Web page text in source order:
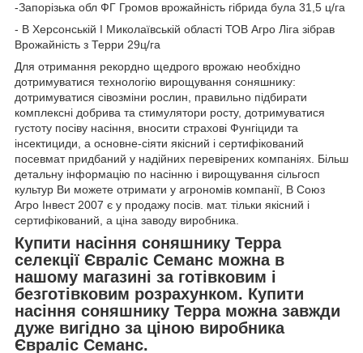
-Запорізька обл ФГ Громов врожайність гібрида була 31,5 ц/га
- В Херсонській І Миколаївській області ТОВ Агро Ліга зібрав
Врожайність з Терри 29ц/га
Для отримання рекордно щедрого врожаю необхідно
дотримуватися технологію вирощування соняшнику:
дотримуватися сівозміни рослин, правильно підбирати
комплексні добрива та стимулятори росту, дотримуватися
густоту посіву насіння, вносити страхові Фунгіциди та
інсектициди, а основне-сіяти якісний і сертифікований
посевмат придбаний у надійних перевірених компаніях. Більш
детальну інформацію по насінню і вирощування сільгосп
культур Ви можете отримати у агрономів компанії, В Союз
Агро Інвест 2007 є у продажу посів. мат. тільки якісний і
сертифікований, а ціна заводу виробника.
Купити насіння соняшнику Терра
селекції Євраліс Семанс можна в
нашому магазині за готівковим і
безготівковим розрахунком. Купити
насіння соняшнику Терра можна завжди
дуже вигідно за ціною виробника
Євраліс Семанс.